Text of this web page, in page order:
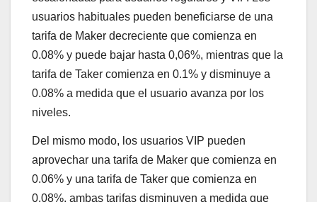
usuarios habituales pueden beneficiarse de una
tarifa de Maker decreciente que comienza en
0.08% y puede bajar hasta 0,06%, mientras que la
tarifa de Taker comienza en 0.1% y disminuye a
0.08% a medida que el usuario avanza por los
niveles.
Del mismo modo, los usuarios VIP pueden
aprovechar una tarifa de Maker que comienza en
0.06% y una tarifa de Taker que comienza en
0.08%, ambas tarifas disminuyen a medida que